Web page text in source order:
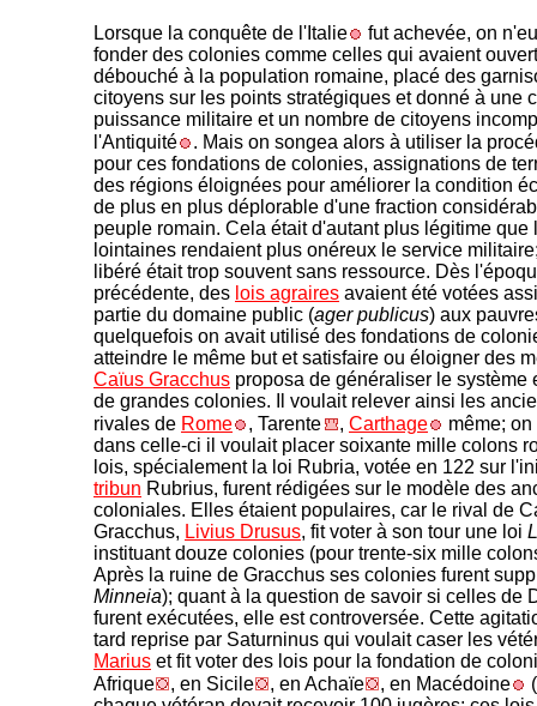
Lorsque la conquête de l'Italie
fut achevée, on
fonder des colonies comme celles qui avaient
débouché à la population romaine, placé des
citoyens sur les points stratégiques et donné à une
puissance militaire et un nombre de citoyens
l'Antiquité
. Mais on songea alors à utiliser la
pour ces fondations de colonies, assignations de
des régions éloignées pour améliorer la condition
de plus en plus déplorable d'une fraction
peuple romain. Cela était d'autant plus légitime que
lointaines rendaient plus onéreux le service
libéré était trop souvent sans ressource. Dès
précédente, des lois agraires avaient été votées
partie du domaine public (ager publicus) aux
quelquefois on avait utilisé des fondations de
atteindre le même but et satisfaire ou éloigner des
Caïus Gracchus proposa de généraliser le système
de grandes colonies. Il voulait relever ainsi les
rivales de Rome , Tarente , Carthage
même;
dans celle-ci il voulait placer soixante mille colons
lois, spécialement la loi Rubria, votée en 122 sur
tribun Rubrius, furent rédigées sur le modèle des
coloniales. Elles étaient populaires, car le rival de
Gracchus, Livius Drusus, fit voter à son tour une loi
instituant douze colonies (pour trente-six mille
Après la ruine de Gracchus ses colonies furent
Minneia); quant à la question de savoir si celles de
furent exécutées, elle est controversée. Cette
tard reprise par Saturninus qui voulait caser les
Marius et fit voter des lois pour la fondation de
Afrique
, en Sicile , en Achaïe , en Macédoine
(